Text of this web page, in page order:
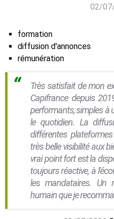
02/
formation
diffusion d'annonces
rémunération
Très satisfait de mon
Capifrance depuis
performants, simples à
le quotidien. La
différentes
très belle visibilité aux
vrai point fort est la
toujours réactive, à
les mandataires. Un
humain que je